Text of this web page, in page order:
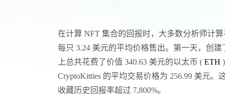
在计算 NFT 集合的回报时，大多数分析师计
每只 3.24 美元的平均价格售出。第一天，创建
上总共花费了价值 340.63 美元的以太币 ( ETH
CryptoKitties 的平均交易价格为 256.99 美元。
收藏历史回报率超过 7,800%。